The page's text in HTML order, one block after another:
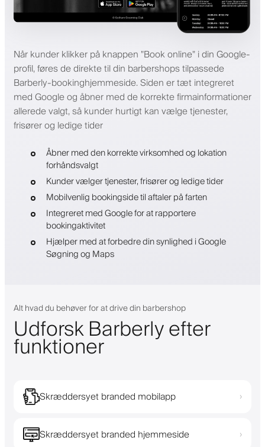
Når kunder klikker på knappen "Book online" i din Google-
profil, føres de direkte til din barbershops tilpassede
Barberly-bookinghjemmeside. Siden er tæt integreret
med Google og åbner med de korrekte firmainformationer
allerede valgt, så kunder hurtigt kan vælge tjenester,
frisører og ledige tider
Åbner med den korrekte virksomhed og lokation
forhåndsvalgt
Kunder vælger tjenester, frisører og ledige tider
Mobilvenlig bookingside til aftaler på farten
Integreret med Google for at rapportere
bookingaktivitet
Hjælper med at forbedre din synlighed i Google
Søgning og Maps
Alt hvad du behøver for at drive din barbershop
Udforsk Barberly efter
funktioner
Skræddersyet branded mobilapp ›
Skræddersyet branded hjemmeside ›